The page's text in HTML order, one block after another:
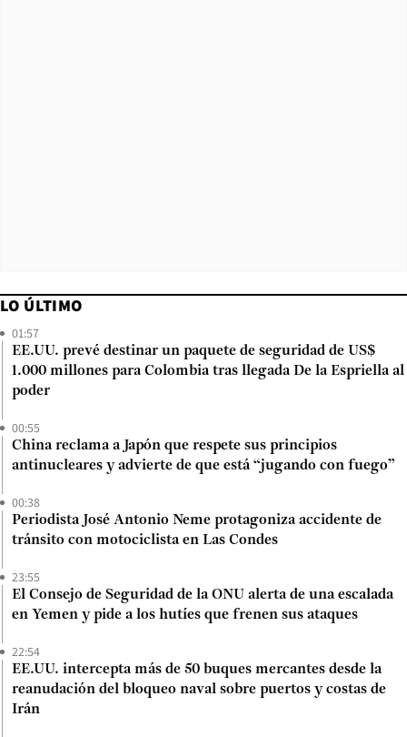
LO ÚLTIMO
01:57
EE.UU. prevé destinar un paquete de seguridad de US$
1.000 millones para Colombia tras llegada De la Espriella al
poder
00:55
China reclama a Japón que respete sus principios
antinucleares y advierte de que está “jugando con fuego”
00:38
Periodista José Antonio Neme protagoniza accidente de
tránsito con motociclista en Las Condes
23:55
El Consejo de Seguridad de la ONU alerta de una escalada
en Yemen y pide a los hutíes que frenen sus ataques
22:54
EE.UU. intercepta más de 50 buques mercantes desde la
reanudación del bloqueo naval sobre puertos y costas de
Irán